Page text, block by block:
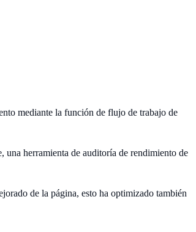
mediante la función de flujo de trabajo de
herramienta de auditoría de rendimiento de
de la página, esto ha optimizado también